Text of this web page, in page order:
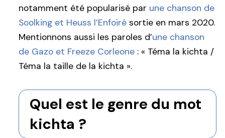
notamment été popularisé par une chanson de
Soolking et Heuss l’Enfoiré sortie en mars 2020.
Mentionnons aussi les paroles d’une chanson
de Gazo et Freeze Corleone : « Téma la kichta /
Téma la taille de la kichta ».
Quel est le genre du mot
kichta ?